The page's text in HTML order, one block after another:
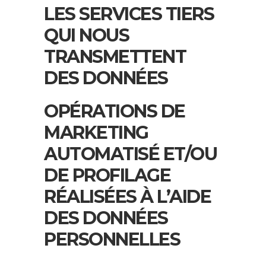
LES SERVICES TIERS
QUI NOUS
TRANSMETTENT
DES DONNÉES
OPÉRATIONS DE
MARKETING
AUTOMATISÉ ET/OU
DE PROFILAGE
RÉALISÉES À L’AIDE
DES DONNÉES
PERSONNELLES